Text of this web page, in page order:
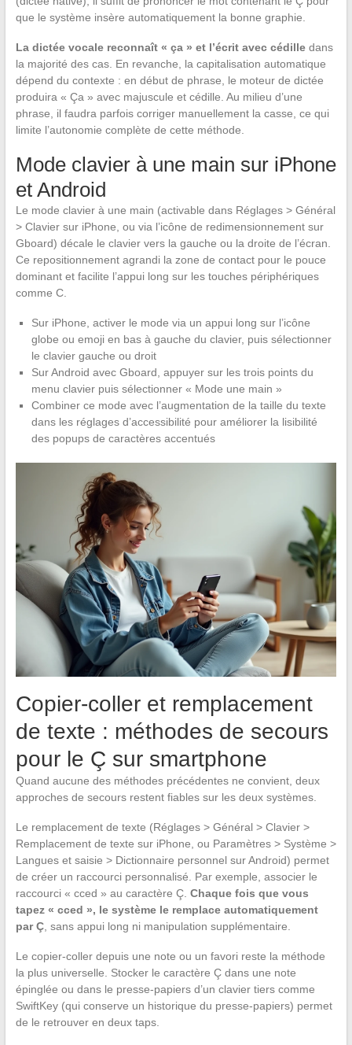
que le système insère automatiquement la bonne graphie.
La dictée vocale reconnaît « ça » et l’écrit avec cédilledans
la majorité des cas. En revanche, la capitalisation automatique
dépend du contexte : en début de phrase, le moteur de dictée
produira « Ça » avec majuscule et cédille. Au milieu d’une
phrase, il faudra parfois corriger manuellement la casse, ce qui
limite l’autonomie complète de cette méthode.
Mode clavier à une main sur iPhone
et Android
Le mode clavier à une main (activable dans Réglages > Général
> Clavier sur iPhone, ou via l’icône de redimensionnement sur
Gboard) décale le clavier vers la gauche ou la droite de l’écran.
Ce repositionnement agrandi la zone de contact pour le pouce
dominant et facilite l’appui long sur les touches périphériques
comme C.
Sur iPhone, activer le mode via un appui long sur l’icône
globe ou emoji en bas à gauche du clavier, puis sélectionner
le clavier gauche ou droit
Sur Android avec Gboard, appuyer sur les trois points du
menu clavier puis sélectionner « Mode une main »
Combiner ce mode avec l’augmentation de la taille du texte
dans les réglages d’accessibilité pour améliorer la lisibilité
des popups de caractères accentués
Copier-coller et remplacement
de texte : méthodes de secours
pour le Ç sur smartphone
Quand aucune des méthodes précédentes ne convient, deux
approches de secours restent fiables sur les deux systèmes.
Le remplacement de texte (Réglages > Général > Clavier >
Remplacement de texte sur iPhone, ou Paramètres > Système >
Langues et saisie > Dictionnaire personnel sur Android) permet
de créer un raccourci personnalisé. Par exemple, associer le
raccourci « cced » au caractère Ç. Chaque fois que vous
tapez « cced », le système le remplace automatiquement
par Ç, sans appui long ni manipulation supplémentaire.
Le copier-coller depuis une note ou un favori reste la méthode
la plus universelle. Stocker le caractère Ç dans une note
épinglée ou dans le presse-papiers d’un clavier tiers comme
SwiftKey (qui conserve un historique du presse-papiers) permet
de le retrouver en deux taps.